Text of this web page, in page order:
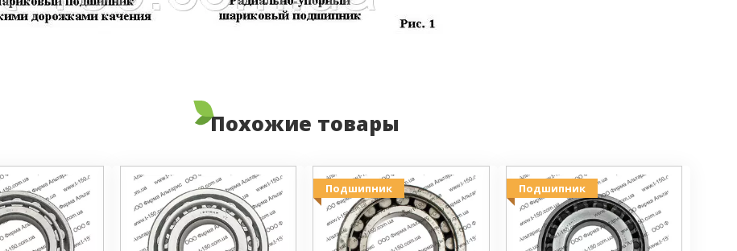
Похожие товары
Подшипник Подшипник